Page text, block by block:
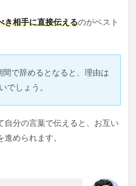
き相手に直接伝えるのがベスト
間で辞めるとなると、理由は
でしょう。
自分の言葉で伝えると、お互い
められます。